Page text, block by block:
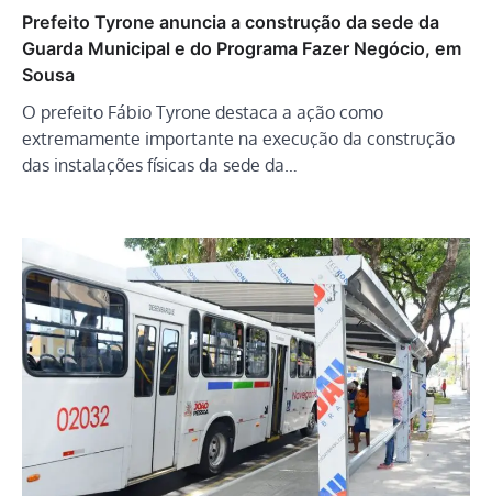
Prefeito Tyrone anuncia a construção da sede da
Guarda Municipal e do Programa Fazer Negócio, em
Sousa
O prefeito Fábio Tyrone destaca a ação como
extremamente importante na execução da construção
das instalações físicas da sede da…